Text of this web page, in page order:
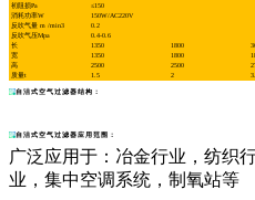
初阻损Pa
≤150
消耗功率W
150W/AC220V
反吹气量 m /min3
0.2
反吹气压Mpa
0.4-0.6
长
1350 1800
宽
1350 1800
高
2500 2500
质量t
1.5 2
自洁式空气过滤器结构：
自洁式空气过滤器应用范围：
广泛应用于：冶金行业，纺织
业，集中空调系统，制氧站等